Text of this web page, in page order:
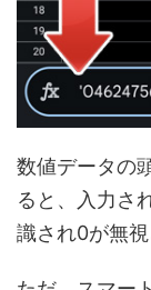
数値データの
ると、入力さ
識され0が無視